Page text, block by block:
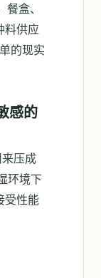
盒、
料供应
的现实
感的
压成
环境下
受性能